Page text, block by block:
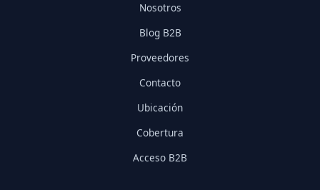
Nosotros
Blog B2B
Proveedores
Contacto
Ubicación
Cobertura
Acceso B2B